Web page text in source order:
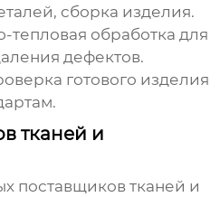
сборка изделия.
тепловая обработка для
дефектов.
готового изделия
тканей и
поставщиков тканей и